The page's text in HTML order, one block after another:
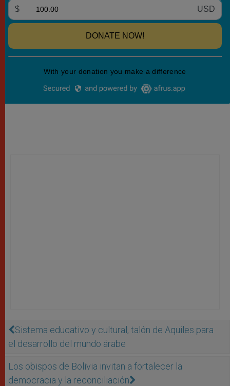
Sistema educativo y cultural, talón de Aquiles para
el desarrollo del mundo árabe
Los obispos de Bolivia invitan a fortalecer la
democracia y la reconciliación